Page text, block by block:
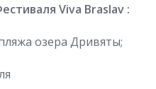
Viva Braslav :
озера Дривяты;